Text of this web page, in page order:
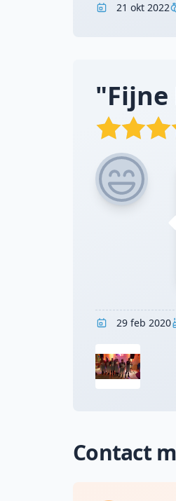
21 okt 2022
"Fijne
29 feb 2020
Contact